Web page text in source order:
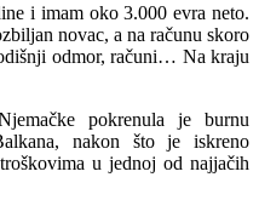
i imam oko 3.000 evra neto.
novac, a na računu skoro
odmor, računi… Na kraju
pokrenula je burnu
nakon što je iskreno
u jednoj od najjačih